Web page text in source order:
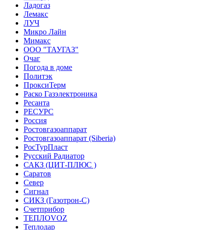
Ладогаз
Лемакс
ЛУЧ
Микро Лайн
Мимакс
ООО "ТАУГАЗ"
Очаг
Погода в доме
Политэк
ПроксиТерм
Раско Газэлектроника
Ресанта
РЕСУРС
Россия
Ростовгазоаппарат
Ростовгазоаппарат (Siberia)
РосТурПласт
Русский Радиатор
САКЗ (ЦИТ-ПЛЮС )
Саратов
Север
Сигнал
СИКЗ (Газотрон-С)
Счетприбор
ТЕПЛОVOZ
Теплодар